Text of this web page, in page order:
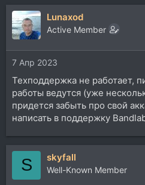
а
к
ц
и
и
:
Lunaxod
Active Member
7 Апр 2023
Техподдержка не работает,
работы ведутся (уже
придется забыть про свой
написать в поддержку
S skyfall
Well-Known Member